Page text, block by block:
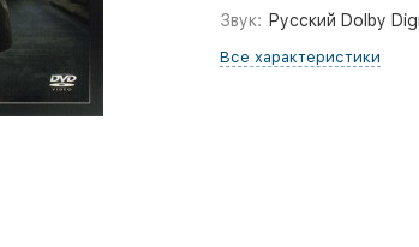
Звук: Русский Dolby
Все характеристики